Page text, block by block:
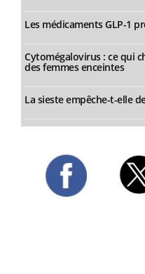
Les médicaments GLP-1
Cytomégalovirus : ce qui
des femmes enceintes
La sieste empêche-t-elle